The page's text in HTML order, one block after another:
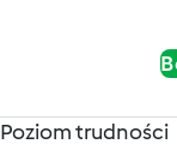
Poziom trudności